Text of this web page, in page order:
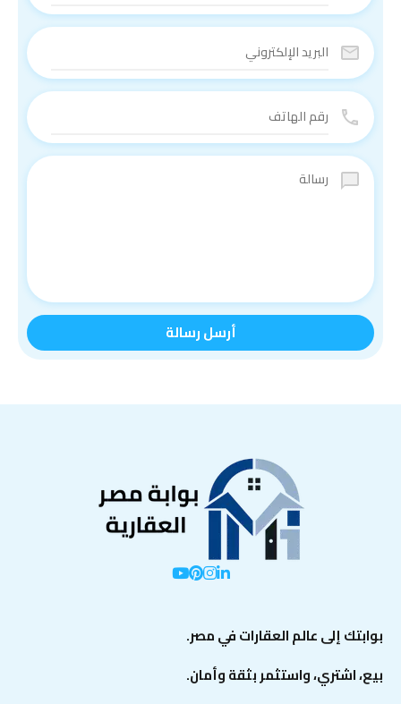
بوابتك إلى عالم العقارات في مصر.
بيع، اشتري، واستثمر بثقة وأمان.